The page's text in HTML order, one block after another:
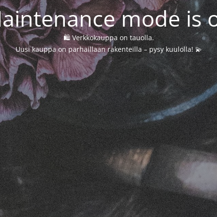
mode is
🛍️ Verkkokauppa on tauolla.
Uusi kauppa on parhaillaan rakenteilla – pysy kuulolla! 💫